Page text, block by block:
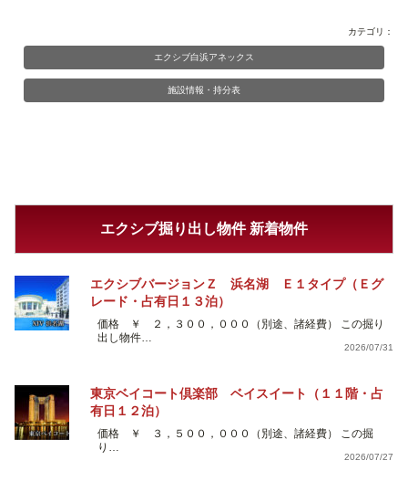
カテゴリ：
エクシブ白浜アネックス
施設情報・持分表
エクシブ掘り出し物件 新着物件
エクシブバージョンＺ 浜名湖 Ｅ１タイプ（Ｅグ
レード・占有日１３泊）
価格 ￥ ２，３００，０００（別途、諸経費） この掘り
出し物件…
2026/07/31
東京ベイコート倶楽部 ベイスイート（１１階・占
有日１２泊）
価格 ￥ ３，５００，０００（別途、諸経費） この掘
り…
2026/07/27